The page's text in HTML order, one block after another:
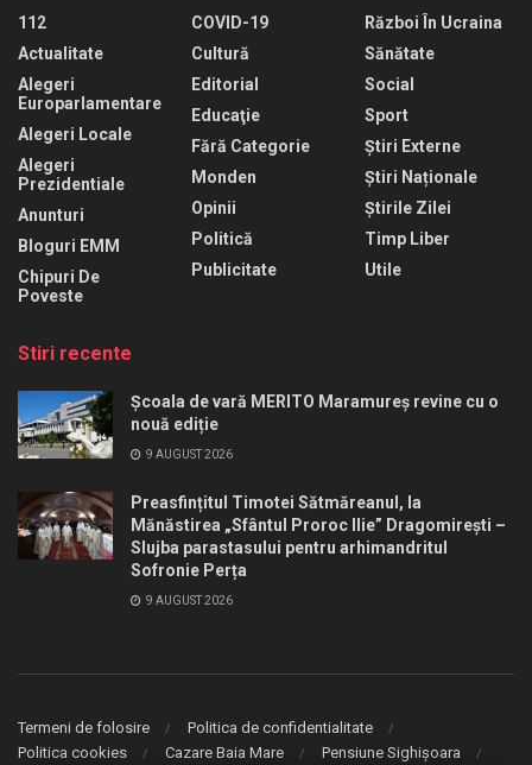
112
Actualitate
Alegeri
Europarlamentare
Alegeri Locale
Alegeri
Prezidentiale
Anunturi
Bloguri EMM
Chipuri De
Poveste
COVID-19
Cultură
Editorial
Educaţie
Fără Categorie
Monden
Opinii
Politică
Publicitate
Război În Ucraina
Sănătate
Social
Sport
Știri Externe
Știri Naționale
Știrile Zilei
Timp Liber
Utile
Stiri recente
Școala de vară MERITO Maramureș revine cu o
nouă ediție
9 AUGUST 2026
Preasfințitul Timotei Sătmăreanul, la
Mănăstirea „Sfântul Proroc Ilie” Dragomirești –
Slujba parastasului pentru arhimandritul
Sofronie Perța
9 AUGUST 2026
Termeni de folosire
Politica de confidentialitate
Politica cookies
Cazare Baia Mare Pensiune Sighișoara